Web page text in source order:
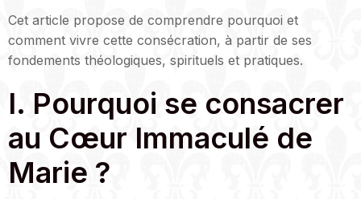
Cet article propose de comprendre pourquoi et
comment vivre cette consécration, à partir de ses
fondements théologiques, spirituels et pratiques.
I. Pourquoi se consacrer
au Cœur Immaculé de
Marie ?